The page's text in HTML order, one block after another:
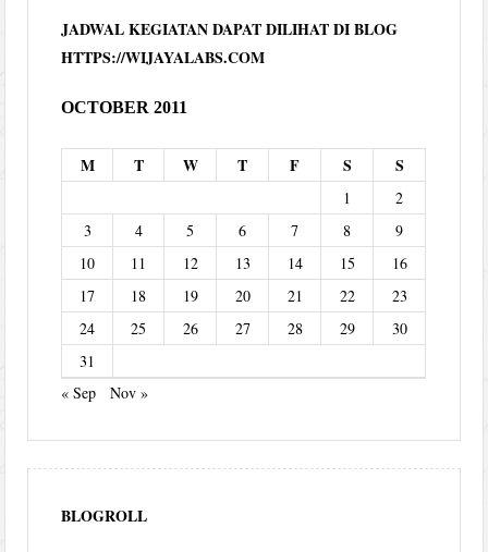
JADWAL KEGIATAN DAPAT DILIHAT DI BLOG
HTTPS://WIJAYALABS.COM
OCTOBER 2011
M T W T F S S
1
2
3
4 5 6 7 8
9
10
11 12 13 14 15
16
17
18 19 20 21 22
23
24
25 26 27 28 29
30
31
« Sep
Nov »
BLOGROLL